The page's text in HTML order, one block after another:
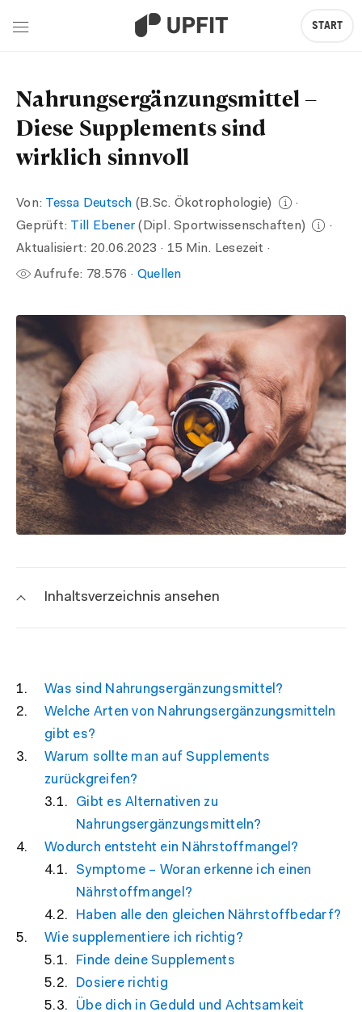
Nahrungsergänzungsmittel –
Diese Supplements sind
wirklich sinnvoll
Von: Tessa Deutsch (B.Sc. Ökotrophologie)
·
Geprüft: Till Ebener(Dipl. Sportwissenschaften)
·
Aktualisiert: 20.06.2023 · 15 Min. Lesezeit ·
Aufrufe: 78.576 · Quellen
Inhaltsverzeichnis ansehen
Was sind Nahrungsergänzungsmittel?
Welche Arten von Nahrungsergänzungsmitteln
gibt es?
Warum sollte man auf Supplements
zurückgreifen?
Gibt es Alternativen zu
Nahrungsergänzungsmitteln?
Wodurch entsteht ein Nährstoffmangel?
Symptome – Woran erkenne ich einen
Nährstoffmangel?
Haben alle den gleichen Nährstoffbedarf?
Wie supplementiere ich richtig?
Finde deine Supplements
Dosiere richtig
Übe dich in Geduld und Achtsamkeit
START